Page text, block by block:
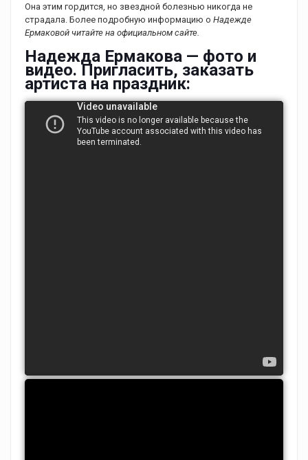
Она этим гордится, но звездной болезнью никогда не
страдала. Более подробную информацию о Надежде
Ермаковой читайте на официальном сайте.
Надежда Ермакова — фото и
видео. Пригласить, заказать
артиста на праздник: